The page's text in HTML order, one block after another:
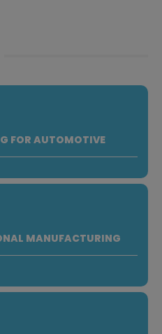
FOR AUTOMOTIVE
MANUFACTURING